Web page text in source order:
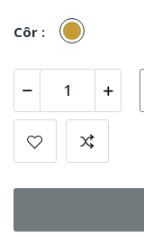
Côr : Coyote